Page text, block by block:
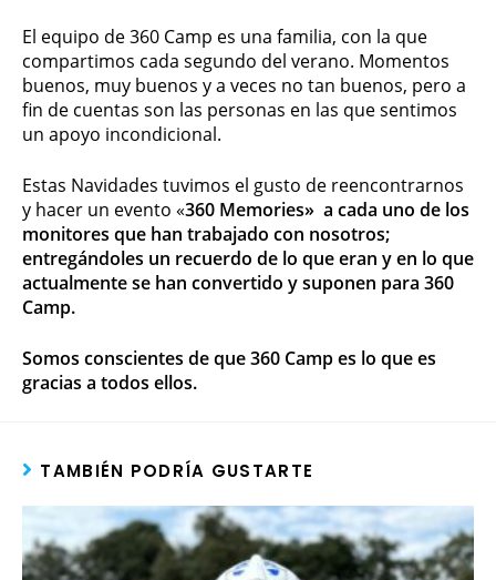
El equipo de 360 Camp es una familia, con la que
compartimos cada segundo del verano. Momentos
buenos, muy buenos y a veces no tan buenos, pero a
fin de cuentas son las personas en las que sentimos
un apoyo incondicional.
Estas Navidades tuvimos el gusto de reencontrarnos
y hacer un evento «360 Memories» a cada uno de los
monitores que han trabajado con nosotros;
entregándoles un recuerdo de lo que eran y en lo que
actualmente se han convertido y suponen para 360
Camp.
Somos conscientes de que 360 Camp es lo que es
gracias a todos ellos.
TAMBIÉN PODRÍA GUSTARTE